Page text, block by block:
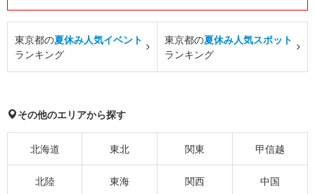
東京都の夏休み人気イベント
ランキング
東京都の夏休み人気スポット
ランキング
その他のエリアから探す
北海道 東北 関東 甲信越
北陸 東海 関西 中国